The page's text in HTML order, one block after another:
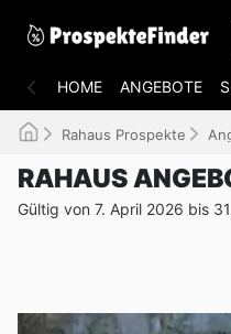
HOME ANGEBOTE
Rahaus Prospekte
RAHAUS
Gültig von 7. April 2026 bis